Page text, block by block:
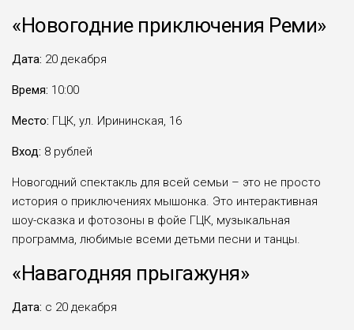
«Новогодние приключения Реми»
Дата: 20 декабря
Время: 10:00
Место: ГЦК, ул. Ирининская, 16
Вход: 8 рублей
Новогодний спектакль для всей семьи – это не просто
история о приключениях мышонка. Это интерактивная
шоу-сказка и фотозоны в фойе ГЦК, музыкальная
программа, любимые всеми детьми песни и танцы.
«Навагодняя прыгажуня»
Дата: с 20 декабря